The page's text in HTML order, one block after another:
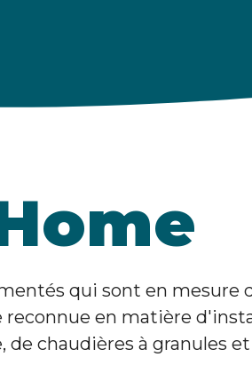
qui sont en mesure
reconnue en matière
chaudières à granules